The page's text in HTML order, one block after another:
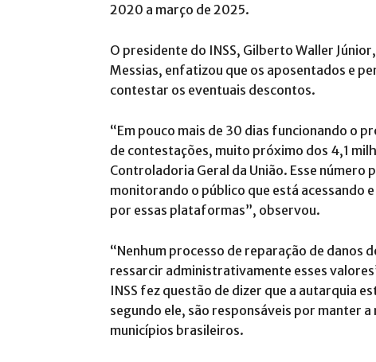
2020 a março de 2025.
O presidente do INSS, Gilberto Waller
Messias, enfatizou que os aposentados e
contestar os eventuais descontos.
“Em pouco mais de 30 dias funcionando o
de contestações, muito próximo dos 4,1
Controladoria Geral da União. Esse
monitorando o público que está acessando
por essas plataformas”, observou.
“Nenhum processo de reparação de danos
ressarcir administrativamente esses
INSS fez questão de dizer que a autarquia
segundo ele, são responsáveis por manter
municípios brasileiros.